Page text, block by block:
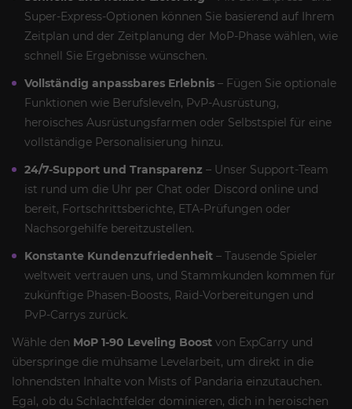
Super-Express-Optionen können Sie basierend auf Ihrem
Zeitplan und der Zeitplanung der MoP-Phase wählen, wie
schnell Sie Ergebnisse wünschen.
Vollständig anpassbares Erlebnis – Fügen Sie optionale
Funktionen wie Berufsleveln, PvP-Ausrüstung,
heroisches Ausrüstungsfarmen oder Selbstspiel für eine
vollständige Personalisierung hinzu.
24/7-Support und Transparenz – Unser Support-Team
ist rund um die Uhr per Chat oder Discord online und
bereit, Fortschrittsberichte, ETA-Prüfungen oder
Nachsorgehilfe bereitzustellen.
Konstante Kundenzufriedenheit – Tausende Spieler
weltweit vertrauen uns, und Stammkunden kommen für
zukünftige Phasen-Boosts, Raid-Vorbereitungen und
PvP-Carrys zurück.
Wähle den MoP 1-90 Leveling Boost von ExpCarry und
überspringe die mühsame Levelarbeit, um direkt in die
lohnendsten Inhalte von Mists of Pandaria einzutauchen.
Egal, ob du Schlachtfelder dominieren, dich in heroischen